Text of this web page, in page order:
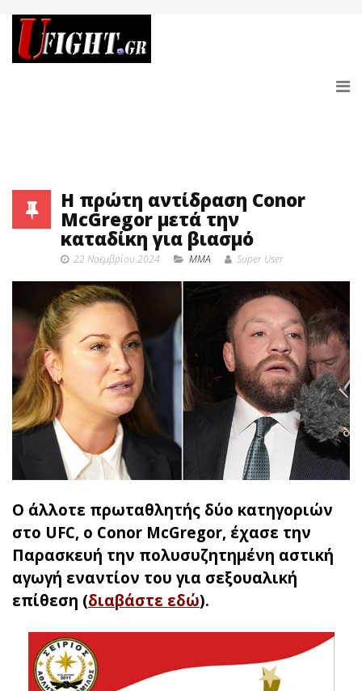
Η πρώτη αντίδραση Conor
McGregor μετά την
καταδίκη για βιασμό
22 Νοεμβρίου 2024 MMA Super User
Ο άλλοτε πρωταθλητής δύο κατηγοριών
στο UFC, ο Conor McGregor, έχασε την
Παρασκευή την πολυσυζητημένη αστική
αγωγή εναντίον του για σεξουαλική
επίθεση (διαβάστε εδώ).